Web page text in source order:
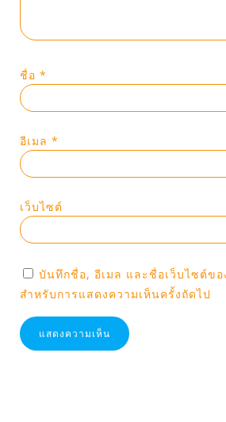
ชื่อ *
อีเมล *
เว็บไซต์
บันทึกชื่อ, อีเมล และชื่อเว็บไซต์ข
สำหรับการแสดงความเห็นครั้งถัดไป